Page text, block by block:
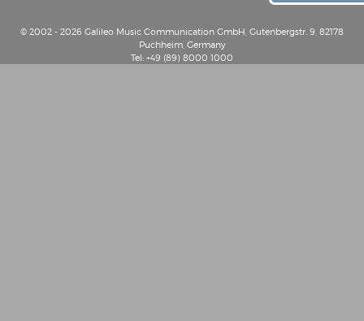
© 2002 - 2026 Galileo Music Communication GmbH, Gutenbergstr. 9, 82178
Puchheim, Germany
Tel: +49 (89) 8000 1000